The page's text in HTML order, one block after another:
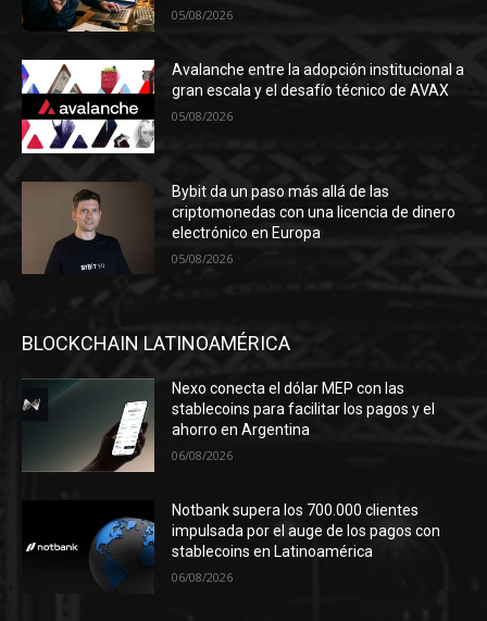
05/08/2026
Avalanche entre la adopción institucional a
gran escala y el desafío técnico de AVAX
05/08/2026
Bybit da un paso más allá de las
criptomonedas con una licencia de dinero
electrónico en Europa
05/08/2026
BLOCKCHAIN LATINOAMÉRICA
Nexo conecta el dólar MEP con las
stablecoins para facilitar los pagos y el
ahorro en Argentina
06/08/2026
Notbank supera los 700.000 clientes
impulsada por el auge de los pagos con
stablecoins en Latinoamérica
06/08/2026